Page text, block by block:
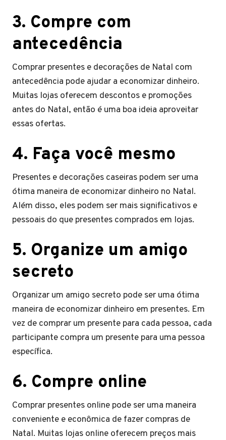
3. Compre com
antecedência
Comprar presentes e decorações de Natal com
antecedência pode ajudar a economizar dinheiro.
Muitas lojas oferecem descontos e promoções
antes do Natal, então é uma boa ideia aproveitar
essas ofertas.
4. Faça você mesmo
Presentes e decorações caseiras podem ser uma
ótima maneira de economizar dinheiro no Natal.
Além disso, eles podem ser mais significativos e
pessoais do que presentes comprados em lojas.
5. Organize um amigo
secreto
Organizar um amigo secreto pode ser uma ótima
maneira de economizar dinheiro em presentes. Em
vez de comprar um presente para cada pessoa, cada
participante compra um presente para uma pessoa
específica.
6. Compre online
Comprar presentes online pode ser uma maneira
conveniente e econômica de fazer compras de
Natal. Muitas lojas online oferecem preços mais